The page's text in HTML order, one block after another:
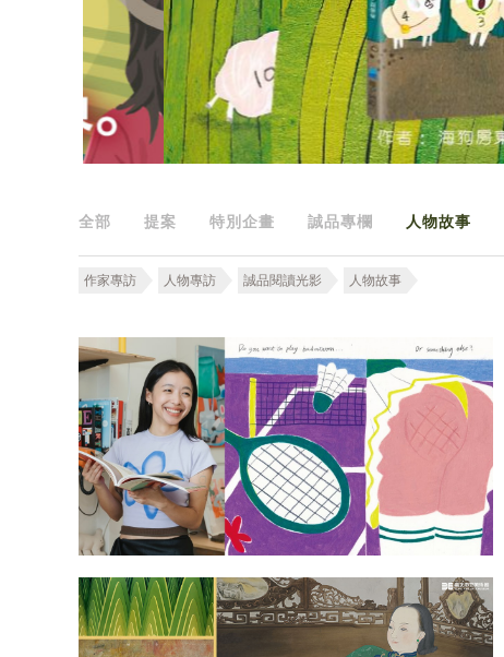
全部 提案 特別企畫 誠品專欄 人物故事
作家專訪 人物專訪 誠品閱讀光影 人物故事